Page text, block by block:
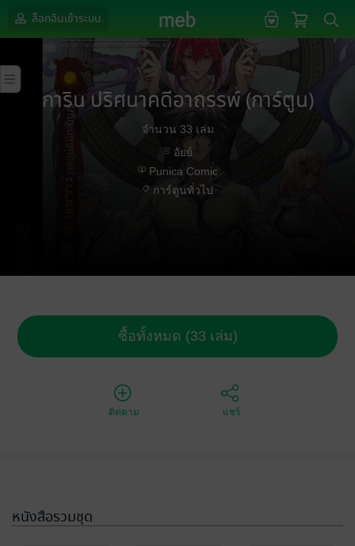
ล็อกอินเข้าระบบ
การิน ปริศนาคดีอาถรรพ์ (การ์ตูน)
จำนวน 33 เล่ม
อัยย์
Punica Comic
การ์ตูนทั่วไป
ซื้อทั้งหมด (33 เล่ม)
ติดตาม แชร์
หนังสือรวมชุด